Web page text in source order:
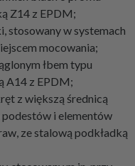
Z14 z EPDM;
stosowany w systemach
mocowania;
łbem typu
A14 z EPDM;
z większą średnicą
i elementów
ze stalową podkładką